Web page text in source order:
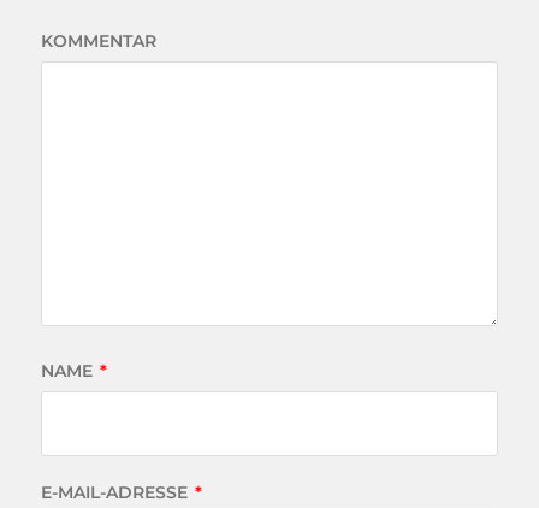
KOMMENTAR
NAME *
E-MAIL-ADRESSE *